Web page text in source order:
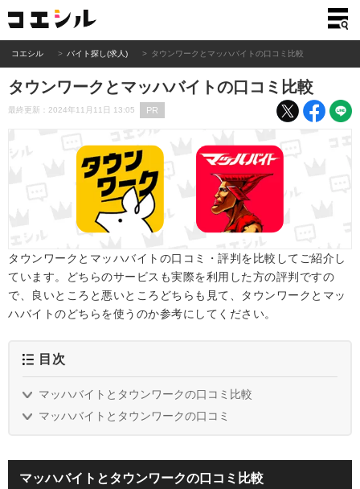
コエシル バイト探し(求人) タウンワークとマッハバイトの口コミ比較
タウンワークとマッハバイトの口コミ比較
最終更新：2024年11月11日 13:05 PR
タウンワークとマッハバイトの口コミ・評判を比較してご紹介し
ています。どちらのサービスも実際を利用した方の評判ですの
で、良いところと悪いところどちらも見て、タウンワークとマッ
ハバイトのどちらを使うのか参考にしてください。
目次
マッハバイトとタウンワークの口コミ比較
マッハバイトとタウンワークの口コミ
マッハバイトとタウンワークの口コミ比較